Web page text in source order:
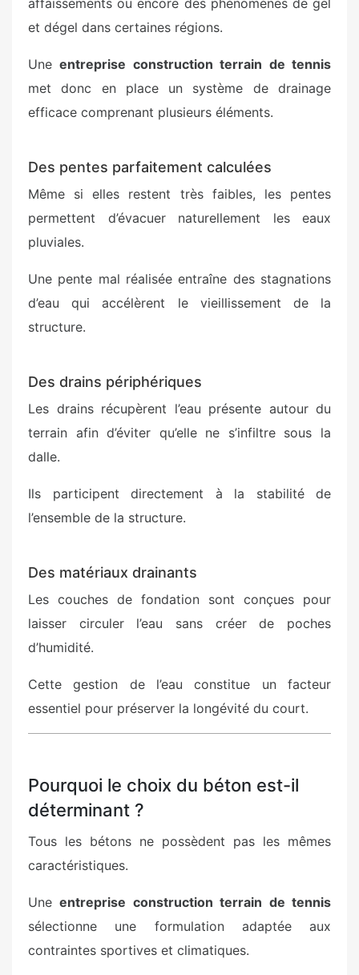
affaissements ou encore des phénomènes de gel
et dégel dans certaines régions.
Uneentreprise construction terrain de tennis
met donc en place un système de drainage
efficace comprenant plusieurs éléments.
Des pentes parfaitement calculées
Même si elles restent très faibles, les pentes
permettent d’évacuer naturellement les eaux
pluviales.
Une pente mal réalisée entraîne des stagnations
d’eau qui accélèrent le vieillissement de la
structure.
Des drains périphériques
Les drains récupèrent l’eau présente autour du
terrain afin d’éviter qu’elle ne s’infiltre sous la
dalle.
Ils participent directement à la stabilité de
l’ensemble de la structure.
Des matériaux drainants
Les couches de fondation sont conçues pour
laisser circuler l’eau sans créer de poches
d’humidité.
Cette gestion de l’eau constitue un facteur
essentiel pour préserver la longévité du court.
Pourquoi le choix du béton est-il
déterminant ?
Tous les bétons ne possèdent pas les mêmes
caractéristiques.
Uneentreprise construction terrain de tennis
sélectionne une formulation adaptée aux
contraintes sportives et climatiques.